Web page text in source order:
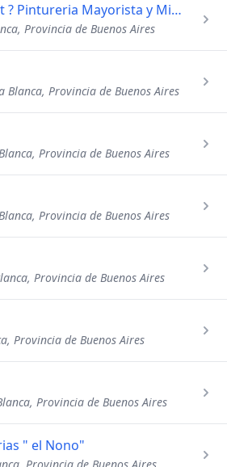
Distribuidora Rancat ? Pintureria Mayorista y Minorista
Provincia de Buenos Aires
Provincia de Buenos Aires
Provincia de Buenos Aires
Provincia de Buenos Aires
Provincia de Buenos Aires
Provincia de Buenos Aires
Provincia de Buenos Aires
" el Nono"